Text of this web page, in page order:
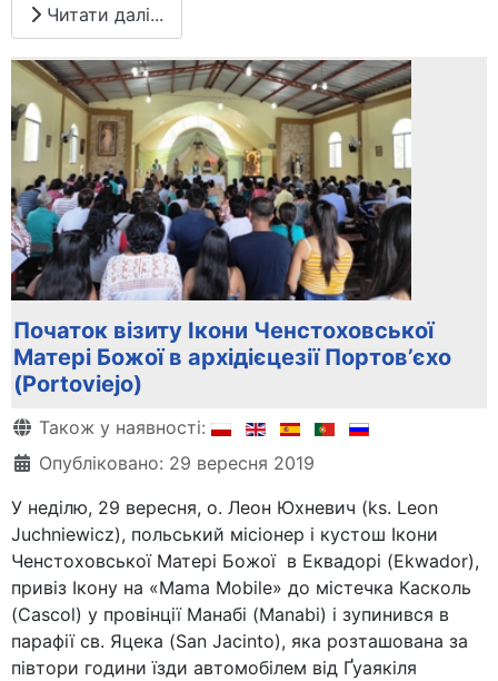
Читати далі...
Початок візиту Ікони Ченстоховської
Матері Божої в архідієцезії Портов’єхо
(Portoviejo)
Деталі
Також у наявності:
Опубліковано: 29 вересня 2019
У неділю, 29 вересня, о. Леон Юхневич (ks. Leon
Juchniewicz), польський місіонер і кустош Ікони
Ченстоховської Матері Божої в Еквадорі (Ekwador),
привіз Ікону на «Mama Mobile» до містечка Касколь
(Cascol) у провінції Манабі (Manabi) і зупинився в
парафії св. Яцека (San Jacinto), яка розташована за
півтори години їзди автомобілем від Ґуаякіля